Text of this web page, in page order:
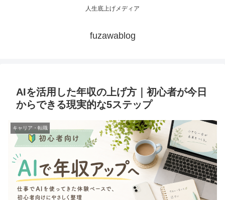
人生底上げメディア
fuzawablog
AIを活用した年収の上げ方｜初心者が今日
からできる現実的な5ステップ
キャリア・転職